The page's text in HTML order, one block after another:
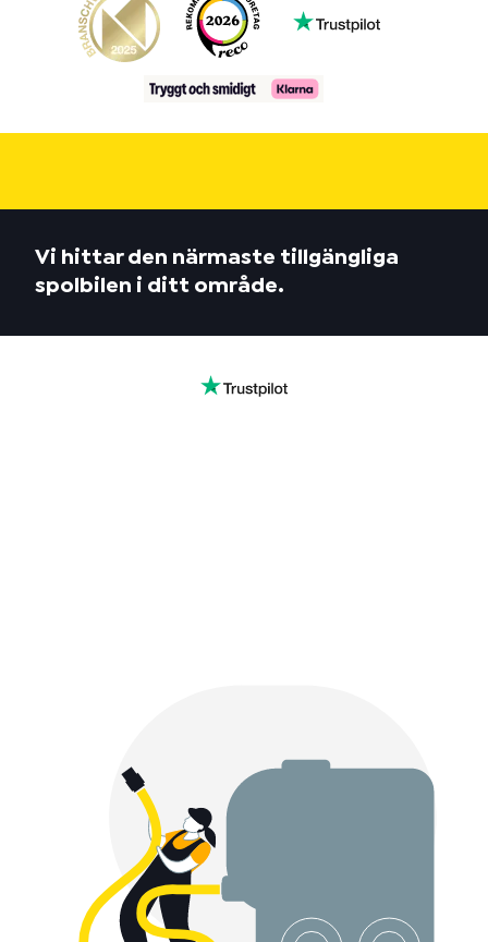
Vi hittar den närmaste tillgängliga
spolbilen i ditt område.